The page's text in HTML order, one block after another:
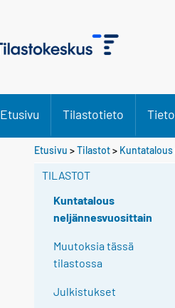
Etusivu Tilastotieto
Etusivu >Tilastot>
TILASTOT
Kuntatalous
neljännesvuosittain
Muutoksia tässä
tilastossa
Julkistukset